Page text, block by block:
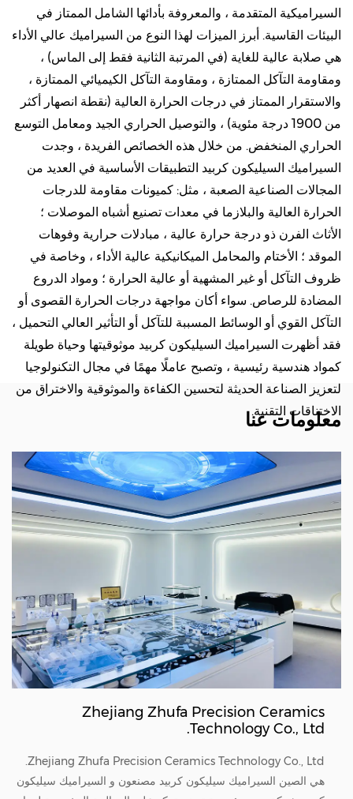
السيراميكية المتقدمة ، والمعروفة بأدائها الشامل الممتاز في
البيئات القاسية. أبرز الميزات لهذا النوع من السيراميك عالي الأداء
هي صلابة عالية للغاية (في المرتبة الثانية فقط إلى الماس) ،
ومقاومة التآكل الممتازة ، ومقاومة التآكل الكيميائي الممتازة ،
والاستقرار الممتاز في درجات الحرارة العالية (نقطة انصهار أكثر
من 1900 درجة مئوية) ، والتوصيل الحراري الجيد ومعامل التوسع
الحراري المنخفض. من خلال هذه الخصائص الفريدة ، وجدت
السيراميك السيليكون كربيد التطبيقات الأساسية في العديد من
المجالات الصناعية الصعبة ، مثل: كميونات مقاومة للدرجات
الحرارة العالية والبلازما في معدات تصنيع أشباه الموصلات ؛
الأثاث الفرن ذو درجة حرارة عالية ، مبادلات حرارية وفوهات
الموقد ؛ الأختام والمحامل الميكانيكية عالية الأداء ، وخاصة في
ظروف التآكل أو غير المشهية أو عالية الحرارة ؛ ومواد الدروع
المضادة للرصاص. سواء أكان مواجهة درجات الحرارة القصوى أو
التآكل القوي أو الوسائط المسببة للتآكل أو التأثير العالي التحميل ،
فقد أظهرت السيراميك السيليكون كربيد موثوقيتها وحياة طويلة
كمواد هندسية رئيسية ، وتصبح عاملًا مهمًا في مجال التكنولوجيا
لتعزيز الصناعة الحديثة لتحسين الكفاءة والموثوقية والاختراق من
الاختناقات التقنية.
معلومات عنا
Zhejiang Zhufa Precision Ceramics
Technology Co., Ltd.
Zhejiang Zhufa Precision Ceramics Technology Co., Ltd.
هي الصين السيراميك سيليكون كربيد مصنعون و السيراميك سيليكون